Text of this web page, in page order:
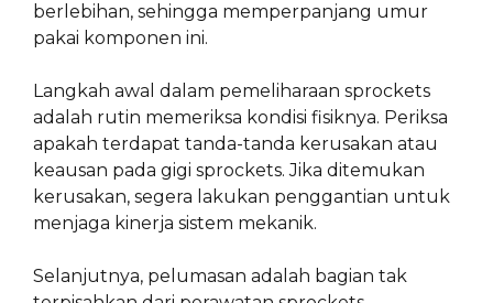
berlebihan, sehingga memperpanjang umur
pakai komponen ini.
Langkah awal dalam pemeliharaan sprockets
adalah rutin memeriksa kondisi fisiknya. Periksa
apakah terdapat tanda-tanda kerusakan atau
keausan pada gigi sprockets. Jika ditemukan
kerusakan, segera lakukan penggantian untuk
menjaga kinerja sistem mekanik.
Selanjutnya, pelumasan adalah bagian tak